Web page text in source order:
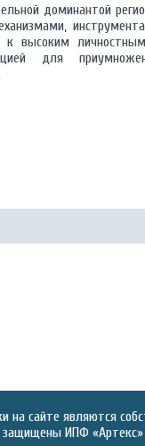
доминантой
к высоким
для
на сайте являются
защищены ИПФ «Артекс»